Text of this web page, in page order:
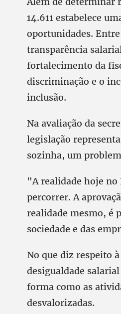
14.611 estabelece
oportunidades.
transparência
fortalecimento da
discriminação e o
inclusão.
Na avaliação da
legislação
sozinha, um
"A realidade hoje no
percorrer. A
realidade mesmo, é
sociedade e das
No que diz respeito
desigualdade
forma como as
desvalorizadas.